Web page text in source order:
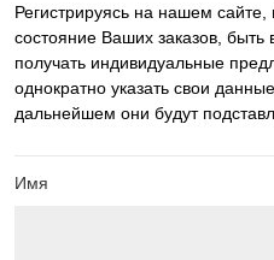
Регистрируясь на нашем
состояние Ваших заказов, быть
получать индивидуальные
однократно указать свои
дальнейшем они будут
Имя